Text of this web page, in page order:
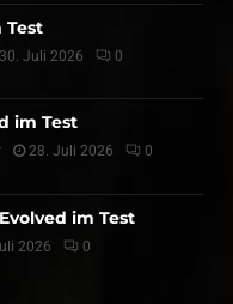
Test
30. Juli 2026 0
im Test
28. Juli 2026 0
im Test
2026 0